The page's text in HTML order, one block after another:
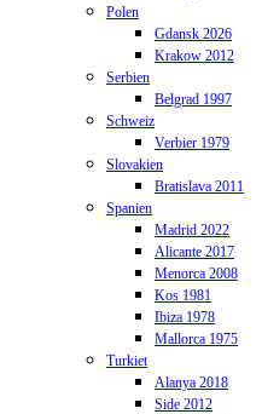
Polen
Gdansk 2026
Krakow 2012
Serbien
Belgrad 1997
Schweiz
Verbier 1979
Slovakien
Bratislava 2011
Spanien
Madrid 2022
Alicante 2017
Menorca 2008
Kos 1981
Ibiza 1978
Mallorca 1975
Turkiet
Alanya 2018
Side 2012